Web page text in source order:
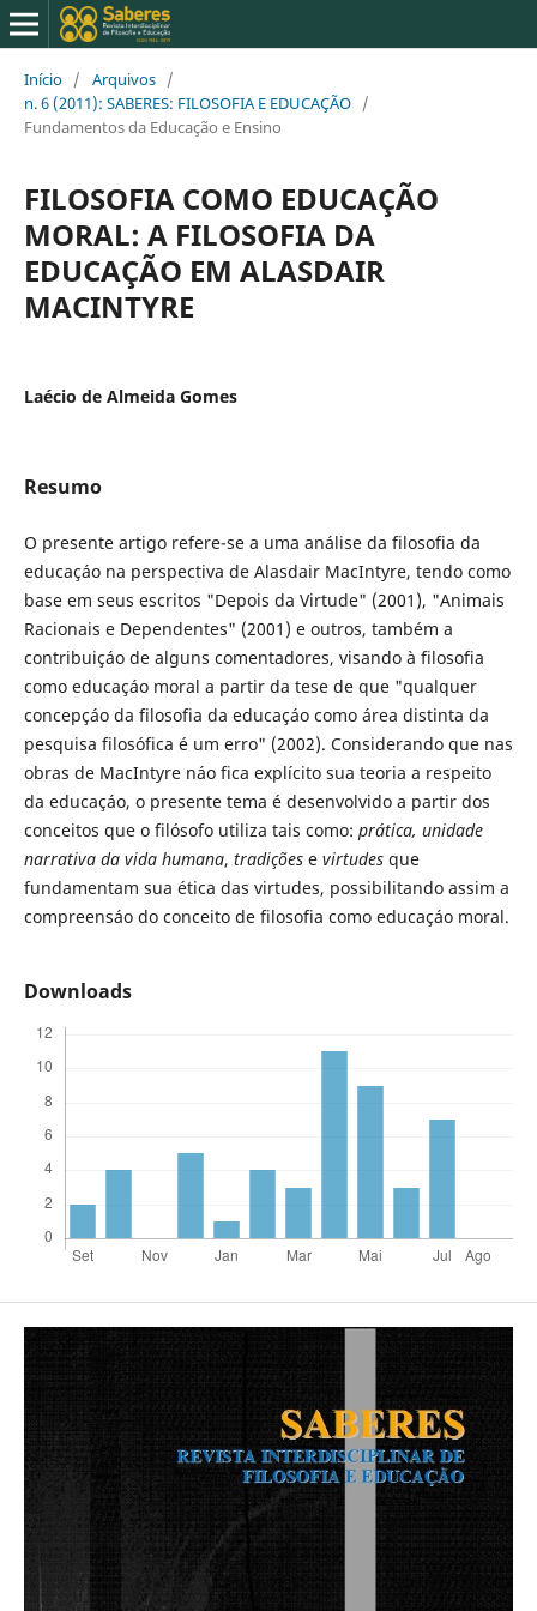
Início / Arquivos /
n. 6 (2011): SABERES: FILOSOFIA E EDUCAÇÃO /
Fundamentos da Educação e Ensino
FILOSOFIA COMO EDUCAÇÃO
MORAL: A FILOSOFIA DA
EDUCAÇÃO EM ALASDAIR
MACINTYRE
Laécio de Almeida Gomes
Resumo
O presente artigo refere-se a uma análise da filosofia da
educaçáo na perspectiva de Alasdair MacIntyre, tendo como
base em seus escritos "Depois da Virtude" (2001), "Animais
Racionais e Dependentes" (2001) e outros, também a
contribuiçáo de alguns comentadores, visando à filosofia
como educaçáo moral a partir da tese de que "qualquer
concepçáo da filosofia da educaçáo como área distinta da
pesquisa filosófica é um erro" (2002). Considerando que nas
obras de MacIntyre náo fica explícito sua teoria a respeito
da educaçáo, o presente tema é desenvolvido a partir dos
conceitos que o filósofo utiliza tais como: prática, unidade
narrativa da vida humana, tradições e virtudesque
fundamentam sua ética das virtudes, possibilitando assim a
compreensáo do conceito de filosofia como educaçáo moral.
Downloads